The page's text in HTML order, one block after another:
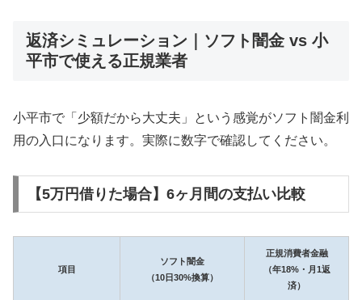
返済シミュレーション｜ソフト闇金 vs 小
平市で使える正規業者
小平市で「少額だから大丈夫」という感覚がソフト闇金利
用の入口になります。実際に数字で確認してください。
【5万円借りた場合】6ヶ月間の支払い比較
項目
ソフト闇金
（10日30%換算）
正規消費者金融
（年18%・月1返
済）